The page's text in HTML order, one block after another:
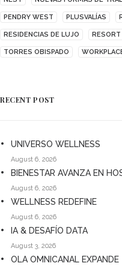
PENDRY WEST PLUSVALÍAS
RESIDENCIAS DE LUJO RESORT
TORRES OBISPADO
RECENT POST
UNIVERSO WELLNESS
August 6, 2026
BIENESTAR AVANZA EN
August 6, 2026
WELLNESS REDEFINE
August 6, 2026
IA & DESAFÍO DATA
August 3, 2026
OLA OMNICANAL EXPANDE